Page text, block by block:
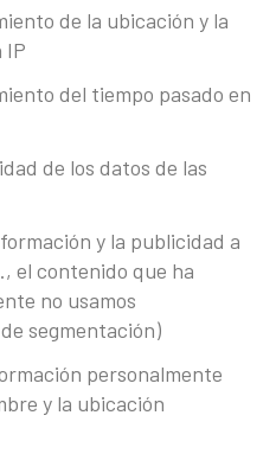
de la ubicación y la
IP
del tiempo pasado en
de los datos de las
y la publicidad a
el contenido que ha
no usamos
segmentación)
personalmente
y la ubicación